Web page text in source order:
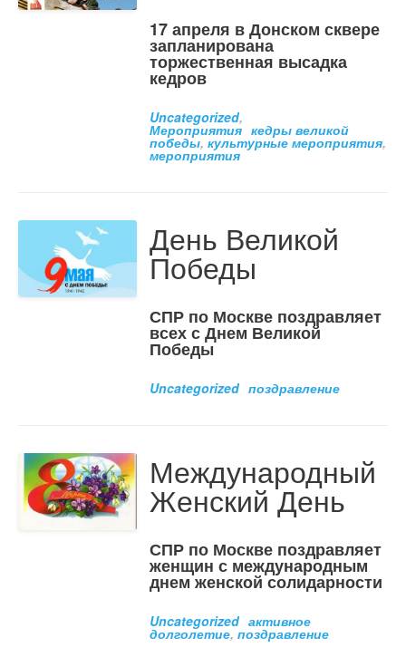
17 апреля в Донском сквере
запланирована
торжественная высадка
кедров
Uncategorized,
Мероприятия кедры великой
победы, культурные мероприятия,
мероприятия
День Великой
Победы
СПР по Москве поздравляет
всех с Днем Великой
Победы
Uncategorized поздравление
Международный
Женский День
СПР по Москве поздравляет
женщин с международным
днем женской солидарности
Uncategorized активное
долголетие, поздравление